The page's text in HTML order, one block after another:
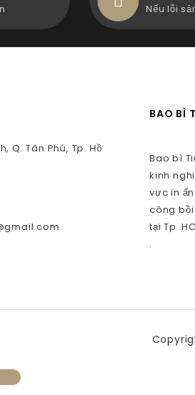
Nếu lỗi
Q. Tân Phú, Tp. Hồ
BAO BÌ
Bao bì
kinh
vực in
công
tại Tp
.